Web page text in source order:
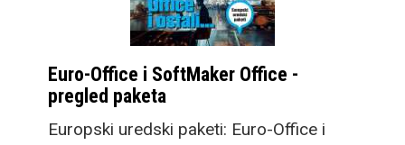
Euro-Office i SoftMaker Office -
pregled paketa
Europski uredski paketi: Euro-Office i